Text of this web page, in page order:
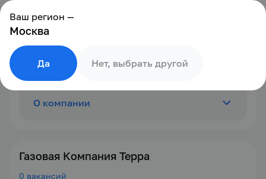
Газовая Компания Терра
0 вакансий
О компании
Ваш регион —
Москва
Нет, выбрать другой
Да